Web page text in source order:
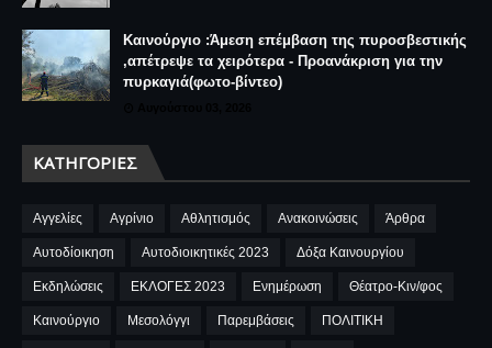
Καινούργιο :Άμεση επέμβαση της πυροσβεστικής
,απέτρεψε τα χειρότερα - Προανάκριση για την
πυρκαγιά(φωτο-βίντεο)
ΚΑΤΗΓΟΡΊΕΣ
Αγγελίες Αγρίνιο Αθλητισμός Ανακοινώσεις Άρθρα
Αυτοδίοικηση Αυτοδιοικητικές 2023 Δόξα Καινουργίου
Εκδηλώσεις ΕΚΛΟΓΕΣ 2023 Ενημέρωση Θέατρο-Κιν/φος
Καινούργιο Μεσολόγγι Παρεμβάσεις ΠΟΛΙΤΙΚΗ